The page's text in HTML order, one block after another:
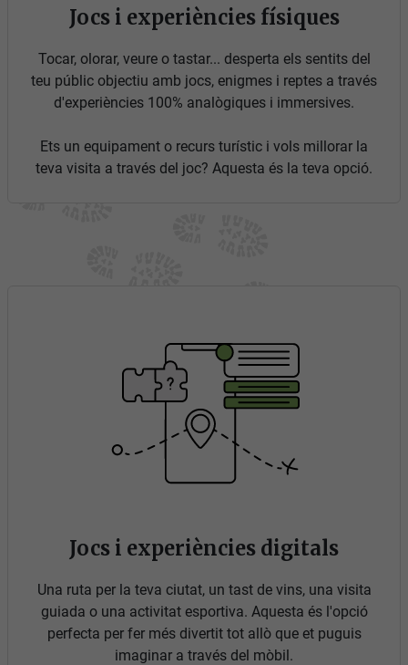
Jocs i experiències físiques
Tocar, olorar, veure o tastar... desperta els sentits del
teu públic objectiu amb jocs, enigmes i reptes a través
d'experiències 100% analògiques i immersives.
Ets un equipament o recurs turístic i vols millorar la
teva visita a través del joc? Aquesta és la teva opció.
Jocs i experiències digitals
Una ruta per la teva ciutat, un tast de vins, una visita
guiada o una activitat esportiva. Aquesta és l'opció
perfecta per fer més divertit tot allò que et puguis
imaginar a través del mòbil.